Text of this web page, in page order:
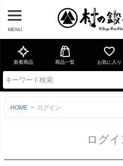
MENU
新着商品 商品一覧 お気に入り
HOME ログイン
ログイ